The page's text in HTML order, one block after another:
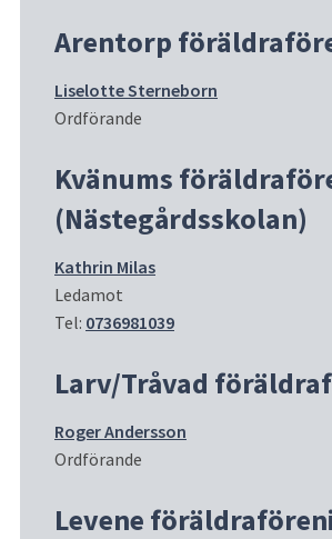
Arentorp
Liselotte Sterneborn
Ordförande
Kvänums
(Nästegårdsskolan)
Kathrin Milas
Ledamot
Tel: 0736981039
Larv/Tråvad
Roger Andersson
Ordförande
Levene